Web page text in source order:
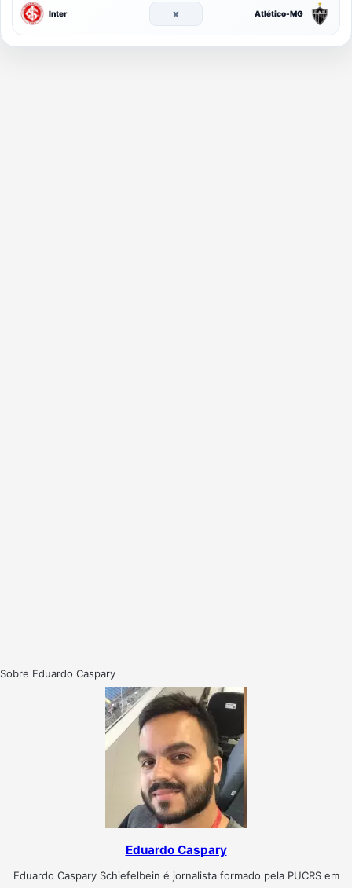
Inter x Atlético-MG
Sobre Eduardo Caspary
Eduardo Caspary
Eduardo Caspary Schiefelbein é jornalista formado pela PUCRS em